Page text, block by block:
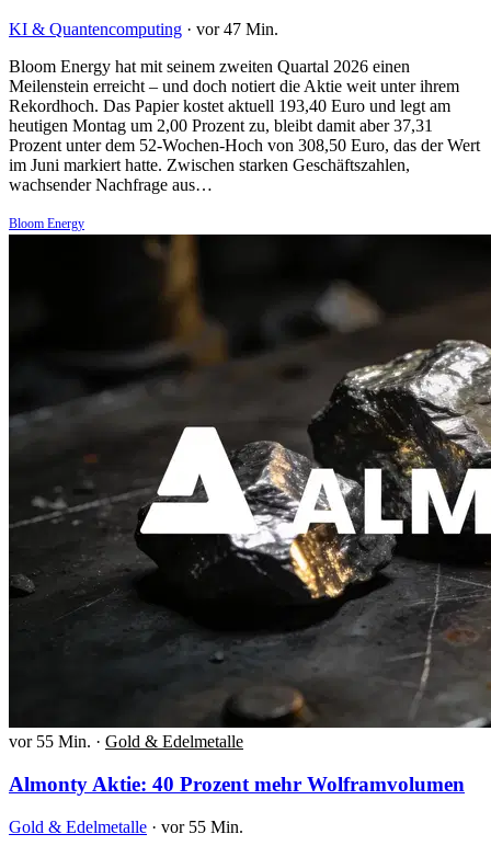
KI & Quantencomputing · vor 47 Min.
Bloom Energy hat mit seinem zweiten Quartal 2026 einen
Meilenstein erreicht – und doch notiert die Aktie weit unter ihrem
Rekordhoch. Das Papier kostet aktuell 193,40 Euro und legt am
heutigen Montag um 2,00 Prozent zu, bleibt damit aber 37,31
Prozent unter dem 52-Wochen-Hoch von 308,50 Euro, das der Wert
im Juni markiert hatte. Zwischen starken Geschäftszahlen,
wachsender Nachfrage aus…
Bloom Energy
vor 55 Min. · Gold & Edelmetalle
Almonty Aktie: 40 Prozent mehr Wolframvolumen
Gold & Edelmetalle · vor 55 Min.